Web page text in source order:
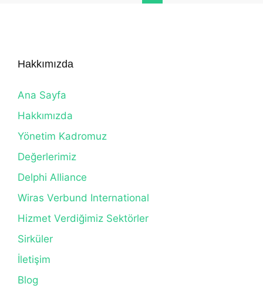
Hakkımızda
Ana Sayfa
Hakkımızda
Yönetim Kadromuz
Değerlerimiz
Delphi Alliance
Wiras Verbund International
Hizmet Verdiğimiz Sektörler
Sirküler
İletişim
Blog